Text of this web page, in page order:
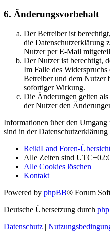
6. Änderungsvorbehalt
Der Betreiber ist
die Datenschutzerklärung
Nutzer per E-Mail
Der Nutzer ist berechtigt,
Im Falle des
Betreiber und dem Nutzer
sofortiger Wirkung.
Die Änderungen gelten
der Nutzer den
Informationen über den Umgang
sind in der Datenschutzerklärung
ReikiLand Foren-Übersicht
Alle Zeiten sind
Alle Cookies löschen
Kontakt
Powered by phpBB® Forum
Deutsche Übersetzung durch
Datenschutz |